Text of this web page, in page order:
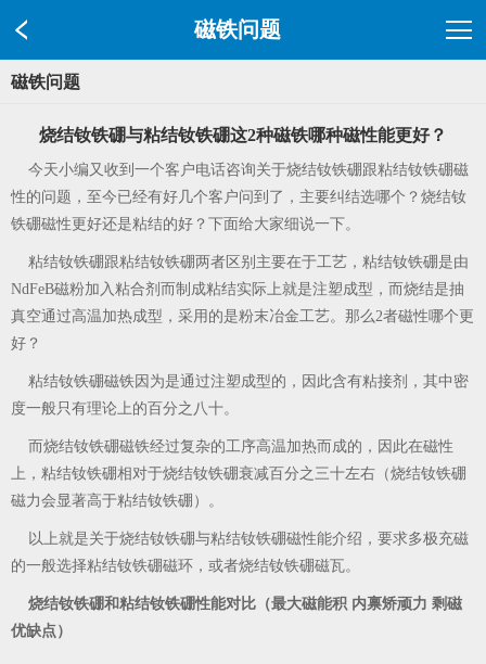
磁铁问题
磁铁问题
烧结钕铁硼与粘结钕铁硼这2种磁铁哪种磁性能更好？
今天小编又收到一个客户电话咨询关于烧结钕铁硼跟粘结钕铁硼磁
性的问题，至今已经有好几个客户问到了，主要纠结选哪个？烧结钕
铁硼磁性更好还是粘结的好？下面给大家细说一下。
粘结钕铁硼跟粘结钕铁硼两者区别主要在于工艺，粘结钕铁硼是由
NdFeB磁粉加入粘合剂而制成粘结实际上就是注塑成型，而烧结是抽
真空通过高温加热成型，采用的是粉末冶金工艺。那么2者磁性哪个更
好？
粘结钕铁硼磁铁因为是通过注塑成型的，因此含有粘接剂，其中密
度一般只有理论上的百分之八十。
而烧结钕铁硼磁铁经过复杂的工序高温加热而成的，因此在磁性
上，粘结钕铁硼相对于烧结钕铁硼衰减百分之三十左右（烧结钕铁硼
磁力会显著高于粘结钕铁硼）。
以上就是关于烧结钕铁硼与粘结钕铁硼磁性能介绍，要求多极充磁
的一般选择粘结钕铁硼磁环，或者烧结钕铁硼磁瓦。
烧结钕铁硼和粘结钕铁硼性能对比（最大磁能积 内禀矫顽力 剩磁
优缺点）